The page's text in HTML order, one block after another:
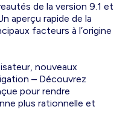
de la version 9.1 et
aperçu rapide de la
facteurs à l’origine
nouveaux
– Découvrez
pour rendre
plus rationnelle et